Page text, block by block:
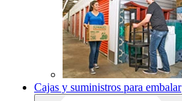
Cajas y suministros para embalar